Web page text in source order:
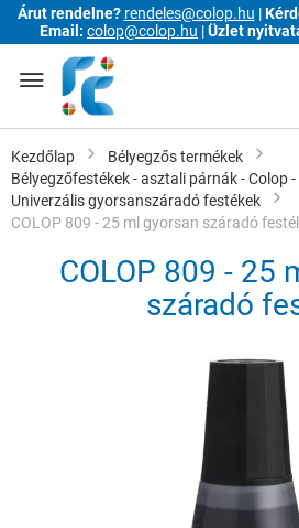
Árut rendelne? rendeles@colop.hu |
Email: colop@colop.hu |Üzlet
Kezdőlap
Bélyegzős termékek
Bélyegzőfestékek - asztali párnák - Colop
Univerzális gyorsanszáradó festékek
COLOP 809 - 25 ml gyorsan száradó
COLOP 809 - 25
száradó